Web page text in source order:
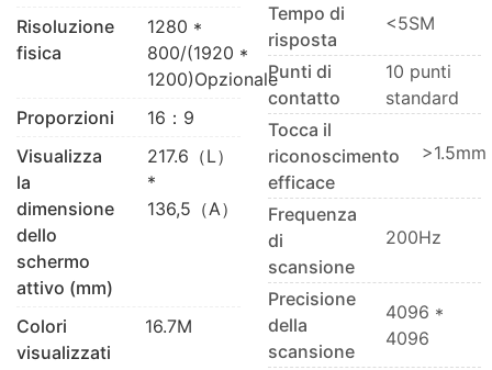
Risoluzione
fisica
1280 *
800/(1920 *
1200)Opzionale
Proporzioni
16：9
Visualizza
la
dimensione
dello
schermo
attivo (mm)
217.6（L）
*
136,5（A）
Colori
visualizzati
16.7M
Tempo di
risposta
<5SM
Punti di
contatto
10 punti
standard
Tocca il
riconoscimento
efficace
>1.5mm
Frequenza
di
scansione
200Hz
Precisione
della
scansione
4096 *
4096